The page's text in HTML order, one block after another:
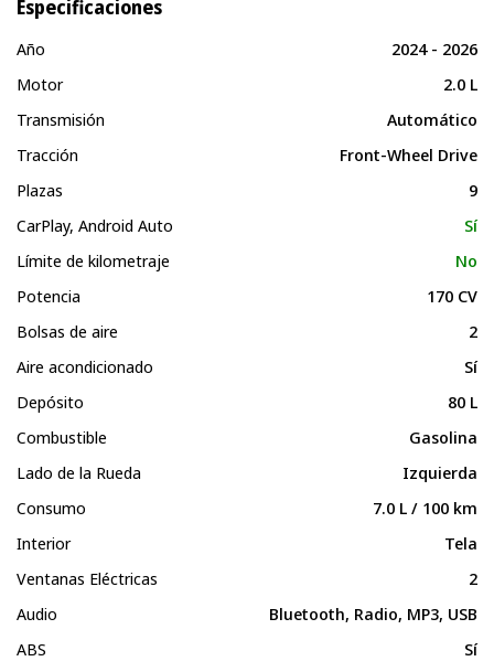
Especificaciones
Año
2024 - 2026
Motor
2.0 L
Transmisión
Automático
Tracción
Front-Wheel Drive
Plazas
9
CarPlay, Android Auto
Sí
Límite de kilometraje
No
Potencia
170 CV
Bolsas de aire
2
Aire acondicionado
Sí
Depósito
80 L
Combustible
Gasolina
Lado de la Rueda
Izquierda
Consumo
7.0 L / 100 km
Interior
Tela
Ventanas Eléctricas
2
Audio
Bluetooth, Radio, MP3, USB
ABS
Sí